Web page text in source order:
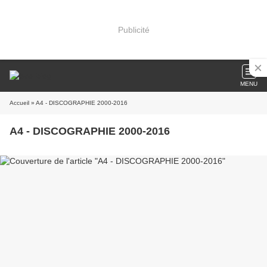
Publicité
MENU
Accueil » A4 - DISCOGRAPHIE 2000-2016
A4 - DISCOGRAPHIE 2000-2016